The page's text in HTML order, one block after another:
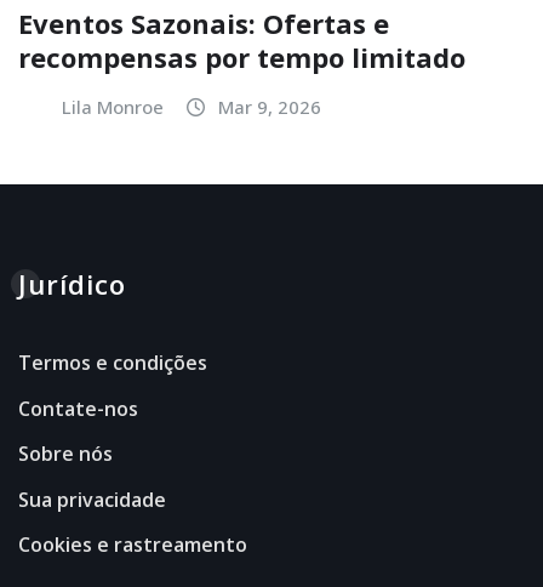
Eventos Sazonais: Ofertas e
recompensas por tempo limitado
Lila Monroe Mar 9, 2026
Jurídico
Termos e condições
Contate-nos
Sobre nós
Sua privacidade
Cookies e rastreamento